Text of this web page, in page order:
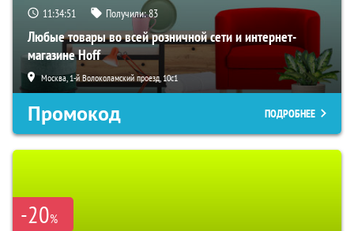
11:34:50 Получили:83
Любые товары во всей розничной сети и интернет-
магазине Hoff
Москва, 1-й Волоколамский проезд, 10с1
Промокод ПОДРОБНЕЕ
-20%